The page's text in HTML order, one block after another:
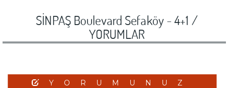
SİNPAŞ Boulevard Sefaköy - 4+1 /
YORUMLAR
YORUMUNUZ